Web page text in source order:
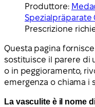
Produttore:
Spezialpräparate
Prescrizione
Questa pagina
sostituisce il parere di
o in peggioramento,
emergenza o chiama i
La vasculite è il nome